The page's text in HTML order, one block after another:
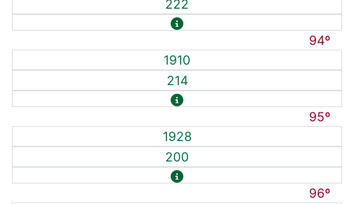
222
94º
1910
214
95º
1928
200
96º